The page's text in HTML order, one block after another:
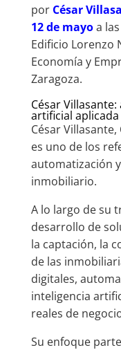
por César
12 de mayoa las
Edificio Lorenzo
Economía y
Zaragoza.
César
artificial
César
es uno de los
automatización
inmobiliario.
A lo largo de su
desarrollo de
la captación, la
de las
digitales,
inteligencia
reales de
Su enfoque